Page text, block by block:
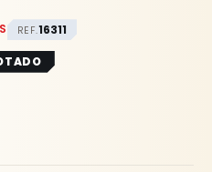
REF.16311